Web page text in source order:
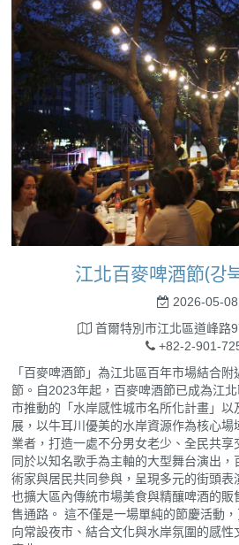
江北百麥啤酒節(강
2026-05-08
首爾特別市江北區道峰路
+82-2-901-
「百麥啤酒節」為江北區百年市場結合
節。自2023年起，百麥啤酒節已成為江
市推動的「水岸感性城市名所化計畫」
展，以牛耳川優美的水岸資源作為核心場
業者，打造一處不分男女老少、全民共
同於以知名歌手為主軸的大型舞台演出
術家與居民共同參與，呈現多元的街頭表
也擴大區內傳統市場美食與精釀啤酒的販
售通路。 這不僅是一場單純的節慶活動
向常設夜市、結合文化與水岸氛圍的感